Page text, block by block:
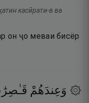
касӣрати-в ва
он ҷо меваи бисёр
۞ وَعِندَهُمْ